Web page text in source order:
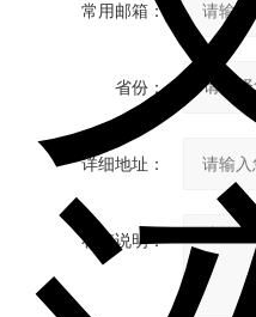
常用邮箱：
省份：
详细地址：
补充说明：